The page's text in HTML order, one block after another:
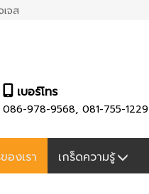
จส
เบอร์โทร
086-978-9568, 081-755-1229
องเรา เกร็ดความรู้